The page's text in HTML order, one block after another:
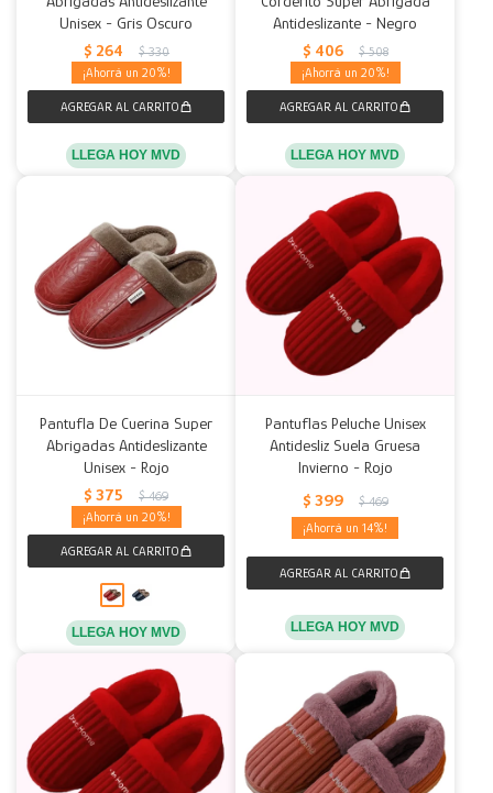
Unisex - Gris Oscuro
$ 264 $ 330
20
LLEGA HOY MVD
Antideslizante - Negro
$ 406 $ 508
20
LLEGA HOY MVD
Pantufla De Cuerina Super
Abrigadas Antideslizante
Unisex - Rojo
$ 375 $ 469
20
LLEGA HOY MVD
Pantuflas Peluche Unisex
Antidesliz Suela Gruesa
Invierno - Rojo
$ 399 $ 469
14
LLEGA HOY MVD
Mesas
Calefactores
Acolchados y Frazadas
Fundas
Decoración
Accesorios para el hogar
Herramientas
Accesorios
Muebles Infantiles